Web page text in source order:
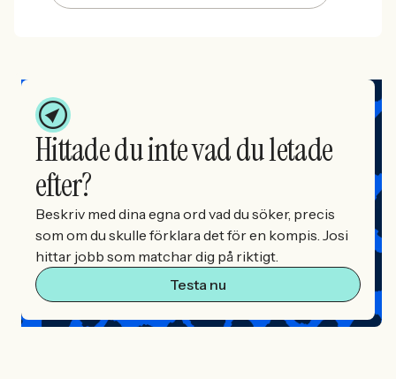
Hittade du inte vad du letade
efter?
Beskriv med dina egna ord vad du söker, precis
som om du skulle förklara det för en kompis. Josi
hittar jobb som matchar dig på riktigt.
Testa nu